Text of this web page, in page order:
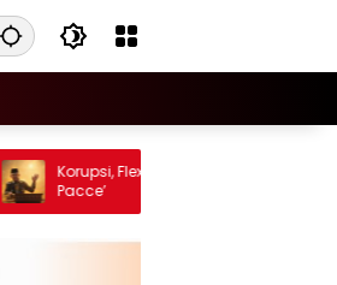
Korupsi, Flexing, dan Degradasi Siri’ na
Pacce’